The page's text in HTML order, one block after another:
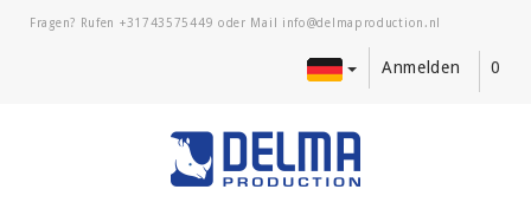
Fragen? Rufen +31743575449 oder Mail
Anmelden 0